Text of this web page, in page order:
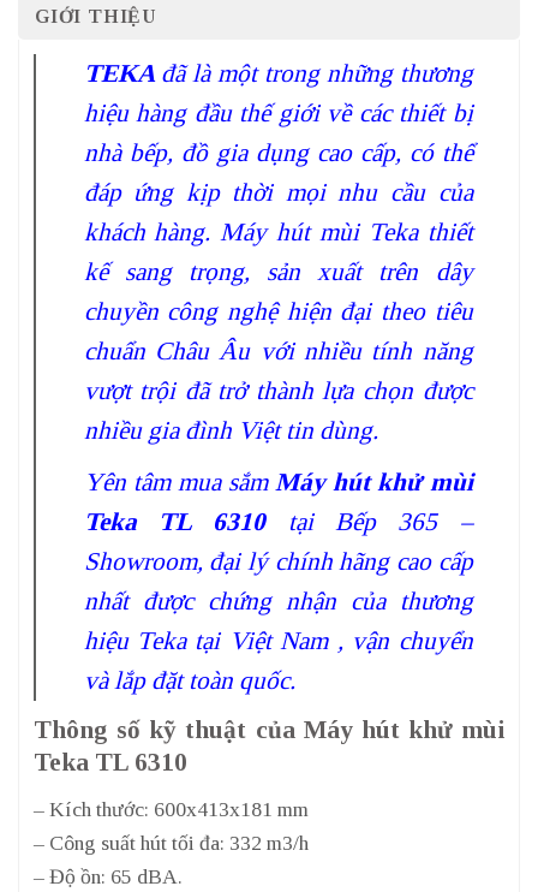
GIỚI THIỆU
TEKAđã là một trong những thương
hiệu hàng đầu thế giới về các thiết bị
nhà bếp, đồ gia dụng cao cấp, có thể
đáp ứng kịp thời mọi nhu cầu của
khách hàng. Máy hút mùi Teka thiết
kế sang trọng, sản xuất trên dây
chuyền công nghệ hiện đại theo tiêu
chuẩn Châu Âu với nhiều tính năng
vượt trội đã trở thành lựa chọn được
nhiều gia đình Việt tin dùng.
Yên tâm mua sắmMáy hút khử mùi
Teka TL 6310tại Bếp 365 –
Showroom, đại lý chính hãng cao cấp
nhất được chứng nhận của thương
hiệu Teka tại Việt Nam , vận chuyển
và lắp đặt toàn quốc.
Thông số kỹ thuật của Máy hút khử mùi
Teka TL 6310
– Kích thước: 600x413x181 mm
– Công suất hút tối đa: 332 m3/h
– Độ ồn: 65 dBA.